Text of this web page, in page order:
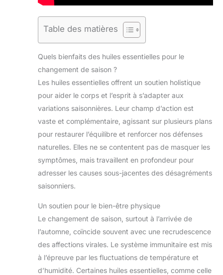
Table des matières
Quels bienfaits des huiles essentielles pour le
changement de saison ?
Les huiles essentielles offrent un soutien holistique
pour aider le corps et l’esprit à s’adapter aux
variations saisonnières. Leur champ d’action est
vaste et complémentaire, agissant sur plusieurs plans
pour restaurer l’équilibre et renforcer nos défenses
naturelles. Elles ne se contentent pas de masquer les
symptômes, mais travaillent en profondeur pour
adresser les causes sous-jacentes des désagréments
saisonniers.
Un soutien pour le bien-être physique
Le changement de saison, surtout à l’arrivée de
l’automne, coïncide souvent avec une recrudescence
des affections virales. Le système immunitaire est mis
à l’épreuve par les fluctuations de température et
d’humidité. Certaines huiles essentielles, comme celle